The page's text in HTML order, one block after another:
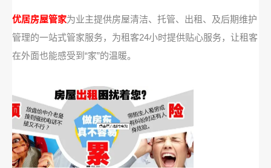
优居房屋管家为业主提供房屋清洁、托管、出租、及后期维护
管理的一站式管家服务，为租客24小时提供贴心服务，让租客
在外面也能感受到“家”的温暖。